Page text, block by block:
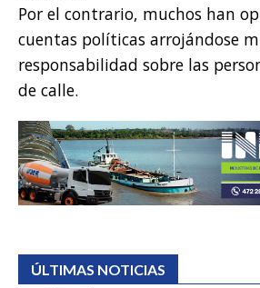
Por el contrario, muchos han
cuentas políticas arrojándose
responsabilidad sobre las
de calle.
ÚLTIMAS NOTICIAS